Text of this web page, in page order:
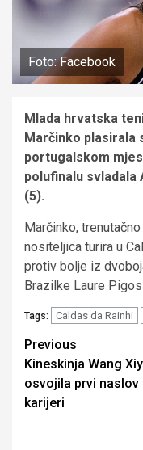
Foto: Facebook
Mlada hrvatska
Marčinko plasirala
portugalskom
polufinalu svladala
(5).
Marčinko,
nositeljica turira u
protiv bolje iz
Brazilke Laure
Tags: Caldas da Rainhi
Continue
Reading
Previous
Kineskinja Wang
osvojila prvi naslov
karijeri